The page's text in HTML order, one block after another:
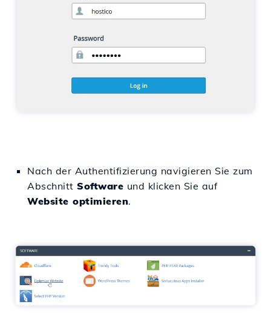
Nach der Authentifizierung navigieren Sie zum
Abschnitt Software und klicken Sie auf
Website optimieren.